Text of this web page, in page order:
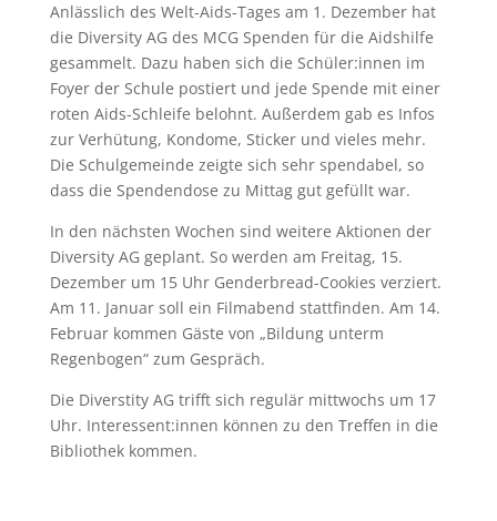
Anlässlich des Welt-Aids-Tages am 1. Dezember hat
die Diversity AG des MCG Spenden für die Aidshilfe
gesammelt. Dazu haben sich die Schüler:innen im
Foyer der Schule postiert und jede Spende mit einer
roten Aids-Schleife belohnt. Außerdem gab es Infos
zur Verhütung, Kondome, Sticker und vieles mehr.
Die Schulgemeinde zeigte sich sehr spendabel, so
dass die Spendendose zu Mittag gut gefüllt war.
In den nächsten Wochen sind weitere Aktionen der
Diversity AG geplant. So werden am Freitag, 15.
Dezember um 15 Uhr Genderbread-Cookies verziert.
Am 11. Januar soll ein Filmabend stattfinden. Am 14.
Februar kommen Gäste von „Bildung unterm
Regenbogen“ zum Gespräch.
Die Diverstity AG trifft sich regulär mittwochs um 17
Uhr. Interessent:innen können zu den Treffen in die
Bibliothek kommen.